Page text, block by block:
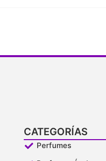
CATEGORÍAS
Perfumes